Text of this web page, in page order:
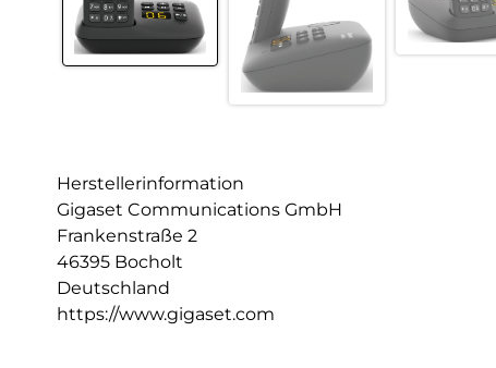
Herstellerinformation
Gigaset Communications GmbH
Frankenstraße 2
46395 Bocholt
Deutschland
https://www.gigaset.com